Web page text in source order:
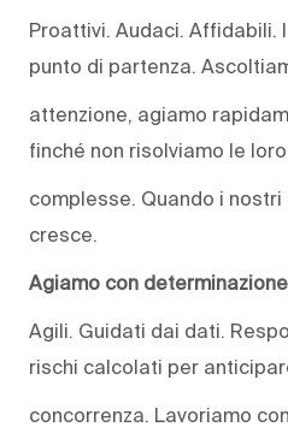
Proattivi. Audaci. Affidabili.
punto di partenza.
attenzione, agiamo
finché non risolviamo le
complesse. Quando i nostri
cresce.
Agiamo con
Agili. Guidati dai dati.
rischi calcolati per
concorrenza. Lavoriamo